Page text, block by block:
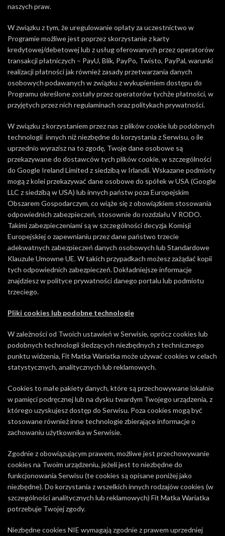
naszych praw.
W związku z tym, że uregulowanie opłaty za uczestnictwo w
Programie możliwe jest poprzez skorzystanie z karty
kredytowej/debetowej lub z usług oferowanych przez operatorów
transakcji płatniczych – PayU, Blik, PayPo, Twisto, PayPal, warunki
realizacji płatności jak również zasady przetwarzania danych
osobowych podawanych w związku z wykupieniem dostępu do
Programu określone zostały przez operatorów tychże płatności, w
przyjętych przez nich regulaminach oraz politykach prywatności.
W związku z korzystaniem przez nas z plików cookie lub podobnych
technologii innych niż niezbędne do korzystania z Serwisu, o ile
uprzednio wyrazisz na to zgodę, Twoje dane osobowe są
przekazywane do dostawców tych plików cookie, w szczególności
do Google Ireland Limited z siedzibą w Irlandii. Wskazane podmioty
mogą z kolei przekazywać dane osobowe do spółek w USA (Google
LLC z siedzibą w USA) lub innych państw poza Europejskim
Obszarem Gospodarczym, co wiąże się z obowiązkiem stosowania
odpowiednich zabezpieczeń, stosownie do rozdziału V RODO.
Takimi zabezpieczeniami są w szczególności decyzja Komisji
Europejskiej o zapewnianiu przez dane państwo trzecie
adekwatnych zabezpieczeń danych osobowych lub Standardowe
Klauzule Umowne UE. W takich przypadkach możesz zażądać kopii
tych odpowiednich zabezpieczeń. Dokładniejsze informacje
znajdziesz w polityce prywatności danego portalu lub podmiotu
trzeciego.
Pliki cookies lub podobne technologie
W zależności od Twoich ustawień w Serwisie, oprócz cookies lub
podobnych technologii śledzących niezbędnych z technicznego
punktu widzenia, Fit Matka Wariatka może używać cookies w celach
statystycznych, analitycznych lub reklamowych.
Cookies to małe pakiety danych, które są przechowywane lokalnie
w pamięci podręcznej lub na dysku twardym Twojego urządzenia, z
którego uzyskujesz dostęp do Serwisu. Poza cookies mogą być
stosowane również inne technologie zbierające informacje o
zachowaniu użytkownika w Serwisie.
Zgodnie z obowiązującym prawem, możliwe jest przechowywanie
cookies na Twoim urządzeniu, jeżeli jest to niezbędne do
funkcjonowania Serwisu (te cookies są opisane poniżej jako
niezbędne). Do korzystania z wszelkich innych rodzajów cookies (w
szczególności analitycznych lub reklamowych) Fit Matka Wariatka
potrzebuje Twojej zgody.
Niezbędne cookies NIE wymagają zgodnie z prawem uprzedniej